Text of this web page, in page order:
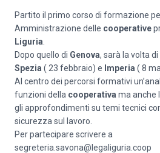
Partito il primo corso di formazione
Amministrazione delle cooperative
Liguria
Dopo quello di Genova, sarà la volta di
Spezia ( 23 febbraio) e Imperia ( 8
Al centro dei percorsi formativi
funzioni della cooperativa ma anche
gli approfondimenti su temi tecnici
sicurezza sul lavoro.
Per partecipare scrivere a
segreteria.savona@legaliguria.coop